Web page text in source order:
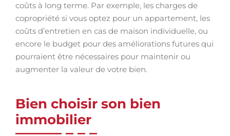
coûts à long terme. Par exemple, les charges de
copropriété si vous optez pour un appartement, les
coûts d’entretien en cas de maison individuelle, ou
encore le budget pour des améliorations futures qui
pourraient être nécessaires pour maintenir ou
augmenter la valeur de votre bien.
Bien choisir son bien
immobilier